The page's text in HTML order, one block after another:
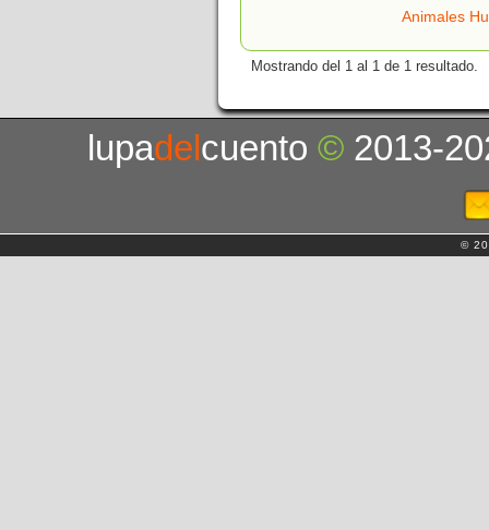
Animales
Mostrando del 1 al 1 de 1 resultado.
lupadelcuento© 2013-
©